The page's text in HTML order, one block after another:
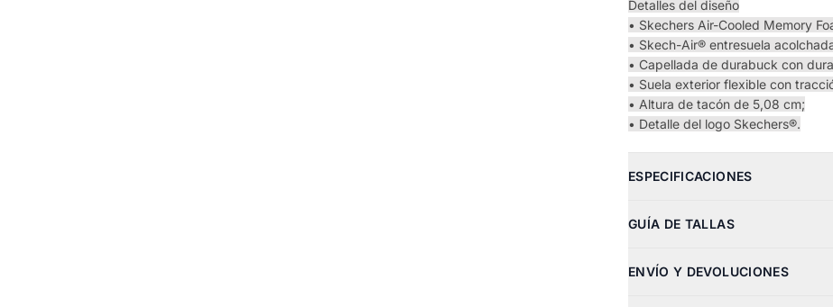
Detalles del diseño
• Skechers Air-Cooled Memory
• Skech-Air® entresuela
• Capellada de durabuck con
• Suela exterior flexible con
• Altura de tacón de 5,08 cm;
• Detalle del logo Skechers®.
ESPECIFICACIONES
GUÍA DE TALLAS
ENVÍO Y DEVOLUCIONES